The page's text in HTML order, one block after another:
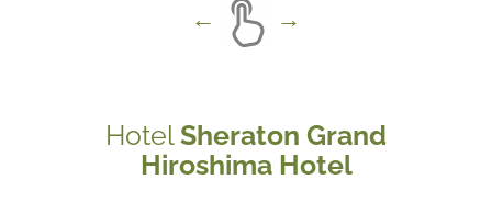
HotelSheraton Grand
Hiroshima Hotel